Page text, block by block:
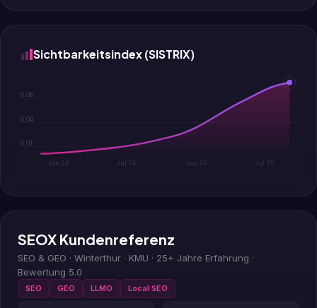
Sichtbarkeitsindex (SISTRIX)
0.08
0.04
0.01
Jan 24 Jul 24 Jan 25 Jul 25
SEOX Kundenreferenz
SEO & GEO · Winterthur · KMU · 25+ Jahre Erfahrung ·
Bewertung 5.0
SEO GEO LLMO Local SEO